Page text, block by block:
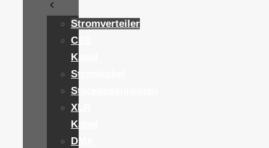
Stromverteiler
CEE
Kabel
Stromkabel
Steckdosenleisten
XLR
Kabel
DMX